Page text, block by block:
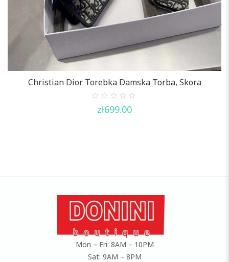
Christian Dior Torebka Damska Torba, Skora
out
zł699.00
Mon – Fri: 8AM – 10PM
Sat: 9AM – 8PM